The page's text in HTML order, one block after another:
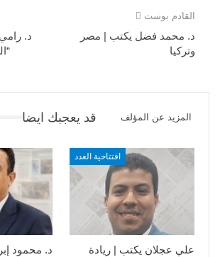
د.
القادم بوست
د. محمد فضل يكتب | مصر
وتركيا
قد يعجبك ايضا المزيد عن المؤلف
د. محمود
افتتاحية العدد
علي عجلان يكتب | ريادة